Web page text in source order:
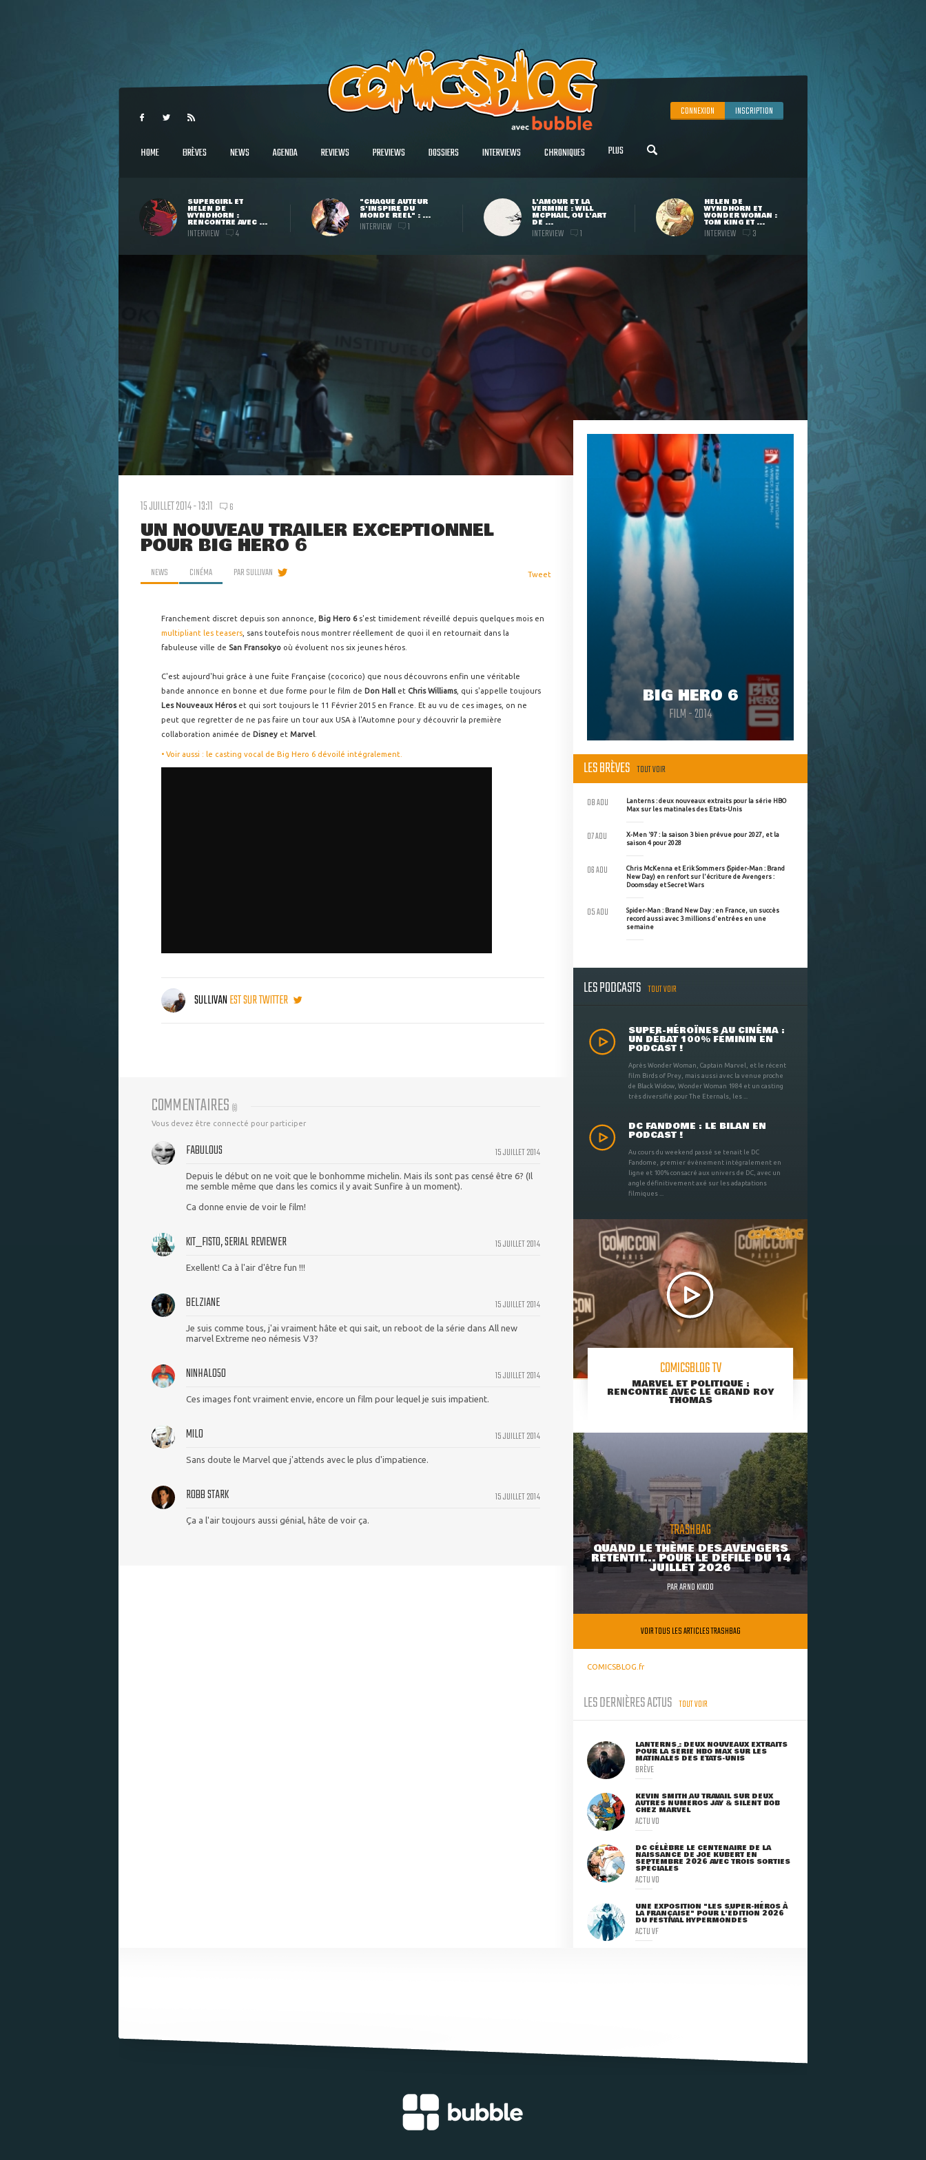
CONNEXION INSCRIPTION
HOME BRÈVES NEWS AGENDA REVIEWS PREVIEWS DOSSIERS INTERVIEWS CHRONIQUES PLUS
SUPERGIRL ET
HELEN DE
WYNDHORN :
RENCONTRE AVEC ...
INTERVIEW 4
"CHAQUE AUTEUR
S'INSPIRE DU
MONDE RÉEL" : ...
INTERVIEW 1
L'AMOUR ET LA
VERMINE : WILL
MCPHAIL, OU L'ART
DE ...
INTERVIEW 1
HELEN DE
WYNDHORN ET
WONDER WOMAN :
TOM KING ET ...
INTERVIEW 3
15 JUILLET 2014 - 13:11 6
UN NOUVEAU TRAILER EXCEPTIONNEL
POUR BIG HERO 6
NEWS CINÉMA PARSULLIVAN Tweet
Franchement discret depuis son annonce, Big Hero 6s'est timidement réveillé depuis quelques mois en
multipliant les teasers , sans toutefois nous montrer réellement de quoi il en retournait dans la
fabuleuse ville de San Fransokyo où évoluent nos six jeunes héros.
C'est aujourd'hui grâce à une fuite Française (cocorico) que nous découvrons enfin une véritable
bande annonce en bonne et due forme pour le film de Don Hall et Chris Williams, qui s'appelle toujours
Les Nouveaux Héros et qui sort toujours le 11 Février 2015 en France. Et au vu de ces images, on ne
peut que regretter de ne pas faire un tour aux USA à l'Automne pour y découvrir la première
collaboration animée de Disney et Marvel
• Voir aussi : le casting vocal de Big Hero 6 dévoilé intégralement.
SULLIVANEST SUR TWITTER
COMMENTAIRES (6)
Vous devez être connecté pour participer
15 JUILLET 2014
FABULOUS
Depuis le début on ne voit que le bonhomme michelin. Mais ils sont pas censé être 6? (Il
me semble même que dans les comics il y avait Sunfire à un moment).
Ca donne envie de voir le film!
15 JUILLET 2014
KIT_FISTO, SERIAL REVIEWER
Exellent! Ca à l'air d'être fun !!!
15 JUILLET 2014
BELZIANE
Je suis comme tous, j'ai vraiment hâte et qui sait, un reboot de la série dans All new
marvel Extreme neo némesis V3?
15 JUILLET 2014
NINHALO50
Ces images font vraiment envie, encore un film pour lequel je suis impatient.
15 JUILLET 2014
MILO
Sans doute le Marvel que j'attends avec le plus d'impatience.
15 JUILLET 2014
ROBB STARK
Ça a l'air toujours aussi génial, hâte de voir ça.
BIG HERO 6
FILM - 2014
LES BRÈVES TOUT VOIR
Lanterns : deux nouveaux extraits pour la série HBO
Max sur les matinales des Etats-Unis
08 AOU
X-Men '97 : la saison 3 bien prévue pour 2027, et la
saison 4 pour 2028
07 AOU
Chris McKenna et Erik Sommers (Spider-Man : Brand
New Day) en renfort sur l'écriture de Avengers :
Doomsday et Secret Wars
06 AOU
Spider-Man : Brand New Day : en France, un succès
record aussi avec 3 millions d'entrées en une
semaine
05 AOU
LES PODCASTS TOUT VOIR
SUPER-HÉROÏNES AU CINÉMA :
UN DÉBAT 100% FÉMININ EN
PODCAST !
Après Wonder Woman, Captain Marvel, et le récent
film Birds of Prey, mais aussi avec la venue proche
de Black Widow, Wonder Woman 1984 et un casting
très diversifié pour The Eternals, les ...
DC FANDOME : LE BILAN EN
PODCAST !
Au cours du weekend passé se tenait le DC
Fandome, premier évènement intégralement en
ligne et 100% consacré aux univers de DC, avec un
angle définitivement axé sur les adaptations
filmiques ...
COMICSBLOG TV
MARVEL ET POLITIQUE :
RENCONTRE AVEC LE GRAND ROY
THOMAS
TRASHBAG
QUAND LE THÈME DES AVENGERS
RETENTIT... POUR LE DÉFILÉ DU 14
JUILLET 2026
PARARNO KIKOO
VOIR TOUS LES ARTICLES TRASHBAG
COMICSBLOG.fr
LES DERNIÈRES ACTUS TOUT VOIR
LANTERNS : DEUX NOUVEAUX EXTRAITS
POUR LA SÉRIE HBO MAX SUR LES
MATINALES DES ETATS-UNIS
BRÈVE
KEVIN SMITH AU TRAVAIL SUR DEUX
AUTRES NUMÉROS JAY & SILENT BOB
CHEZ MARVEL
ACTU VO
DC CÉLÈBRE LE CENTENAIRE DE LA
NAISSANCE DE JOE KUBERT EN
SEPTEMBRE 2026 AVEC TROIS SORTIES
SPÉCIALES
ACTU VO
UNE EXPOSITION "LES SUPER-HÉROS À
LA FRANÇAISE" POUR L'ÉDITION 2026
DU FESTIVAL HYPERMONDES
ACTU VF